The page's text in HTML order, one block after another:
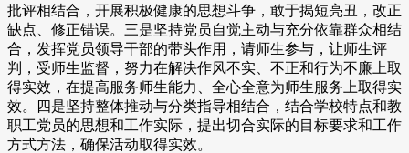
批评相结合，开展积极健康的思想斗争，敢于揭短亮丑，改正
缺点、修正错误。三是坚持党员自觉主动与充分依靠群众相结
合，发挥党员领导干部的带头作用，请师生参与，让师生评
判，受师生监督，努力在解决作风不实、不正和行为不廉上取
得实效，在提高服务师生能力、全心全意为师生服务上取得实
效。四是坚持整体推动与分类指导相结合，结合学校特点和教
职工党员的思想和工作实际，提出切合实际的目标要求和工作
方式方法，确保活动取得实效。